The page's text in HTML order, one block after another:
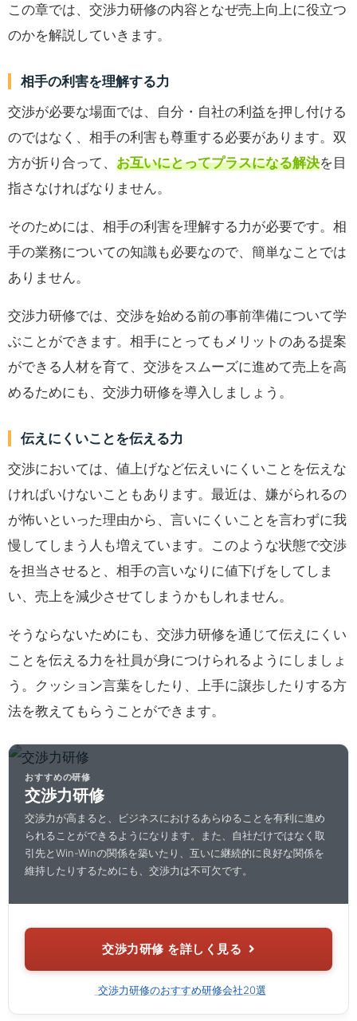
この章では、交渉力研修の内容となぜ売上向上に役立つ
のかを解説していきます。
相手の利害を理解する力
交渉が必要な場面では、自分・自社の利益を押し付ける
のではなく、相手の利害も尊重する必要があります。双
方が折り合って、 お互いにとってプラスになる解決を目
指さなければなりません。
そのためには、相手の利害を理解する力が必要です。相
手の業務についての知識も必要なので、簡単なことでは
ありません。
交渉力研修では、交渉を始める前の事前準備について学
ぶことができます。相手にとってもメリットのある提案
ができる人材を育て、交渉をスムーズに進めて売上を高
めるためにも、交渉力研修を導入しましょう。
伝えにくいことを伝える力
交渉においては、値上げなど伝えいにくいことを伝えな
ければいけないこともあります。最近は、嫌がられるの
が怖いといった理由から、言いにくいことを言わずに我
慢してしまう人も増えています。このような状態で交渉
を担当させると、相手の言いなりに値下げをしてしま
い、売上を減少させてしまうかもしれません。
そうならないためにも、交渉力研修を通じて伝えにくい
ことを伝える力を社員が身につけられるようにしましょ
う。クッション言葉をしたり、上手に譲歩したりする方
法を教えてもらうことができます。
おすすめの研修
交渉力研修
交渉力が高まると、ビジネスにおけるあらゆることを有利に進め
られることができるようになります。また、自社だけではなく取
引先とWin-Winの関係を築いたり、互いに継続的に良好な関係を
維持したりするためにも、交渉力は不可欠です。
交渉力研修 を詳しく見る
交渉力研修のおすすめ研修会社20選